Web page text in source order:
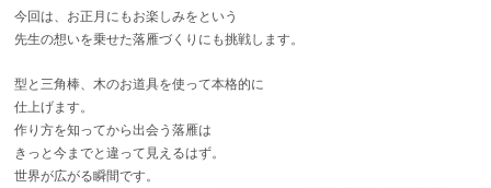
今回は、お正月にもお楽しみをという
先生の想いを乗せた落雁づくりにも挑戦します。
型と三角棒、木のお道具を使って本格的に
仕上げます。
作り方を知ってから出会う落雁は
きっと今までと違って見えるはず。
世界が広がる瞬間です。